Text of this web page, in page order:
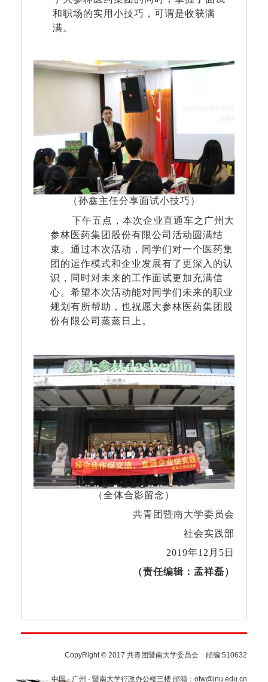
和职场的实用小技巧，可谓是收获满
满。
（孙鑫主任分享面试小技巧）
下午五点，本次企业直通车之广州大
参林医药集团股份有限公司活动圆满结
束。通过本次活动，同学们对一个医药集
团的运作模式和企业发展有了更深入的认
识，同时对未来的工作面试更加充满信
心。希望本次活动能对同学们未来的职业
规划有所帮助，也祝愿大参林医药集团股
份有限公司蒸蒸日上。
（全体合影留念）
共青团暨南大学委员会
社会实践部
2019年12 月 5 日
（责任编辑：孟祥磊）
CopyRight © 2017 共青团暨南大学委员会 邮编:510632
中国 · 广州 · 暨南大学行政办公楼三楼 邮箱：otw@jnu.edu.cn